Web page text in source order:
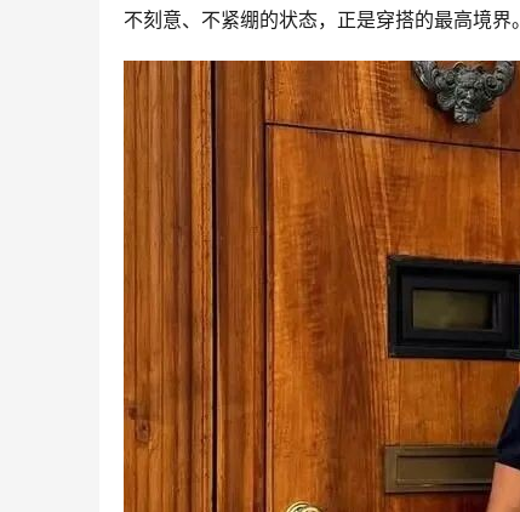
不刻意、不紧绷的状态，正是穿搭的最高境界。